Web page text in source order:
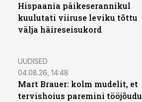
Hispaania päikeserannikul
kuulutati viiruse leviku tõttu
välja häireseisukord
UUDISED
04.08.26, 14:48
Mart Brauer: kolm mudelit, et
tervishoius paremini tööjõudu